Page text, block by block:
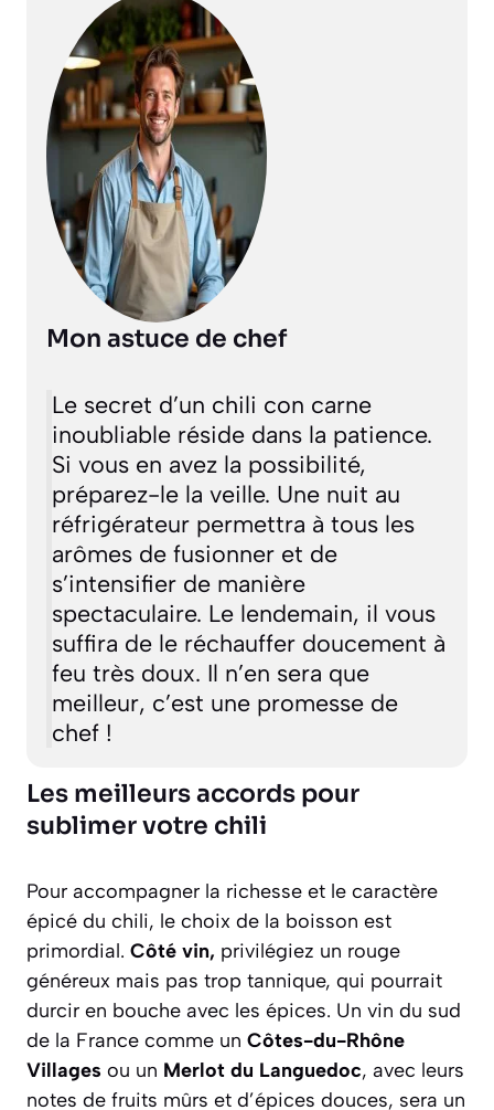
Mon astuce de chef
Le secret d’un chili con carne
inoubliable réside dans la patience.
Si vous en avez la possibilité,
préparez-le la veille. Une nuit au
réfrigérateur permettra à tous les
arômes de fusionner et de
s’intensifier de manière
spectaculaire. Le lendemain, il vous
suffira de le réchauffer doucement à
feu très doux. Il n’en sera que
meilleur, c’est une promesse de
chef !
Les meilleurs accords pour
sublimer votre chili
Pour accompagner la richesse et le caractère
épicé du chili, le choix de la boisson est
primordial. Côté vin, privilégiez un rouge
généreux mais pas trop tannique, qui pourrait
durcir en bouche avec les épices. Un vin du sud
de la France comme un Côtes-du-Rhône
Villages ou un Merlot du Languedoc, avec leurs
notes de fruits mûrs et d’épices douces, sera un